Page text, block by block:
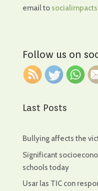
email to
Follow us on
Last Posts
Bullying affects the
Significant
schools today
Usar las TIC con